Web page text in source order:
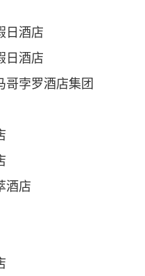
日酒店
日酒店
哥孛罗酒店集团
酒店